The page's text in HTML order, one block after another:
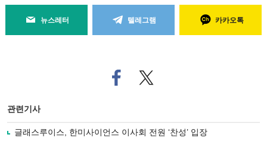
뉴스레터 텔레그램 카카오톡
페
이
로
기
트위
터로
관련기사
글래스루이스, 한미사이언스 이사회 전원 ‘찬성’ 입장